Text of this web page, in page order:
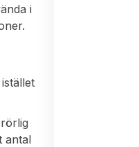
i
antal